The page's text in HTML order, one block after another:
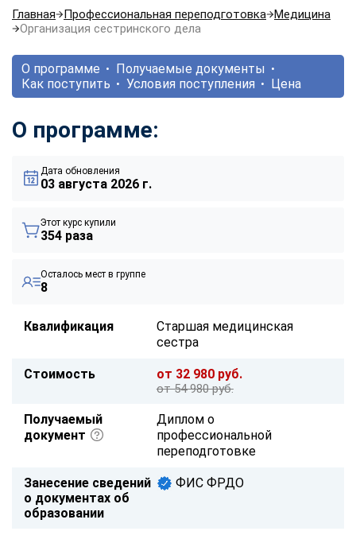
Главная Профессиональная переподготовка Медицина
Организация сестринского дела
О программе
Получаемые документы
Как поступить
Условия поступления Цена
О программе:
Дата обновления
03 августа 2026 г.
Этот курс купили
354 раза
Осталось мест в группе
8
Квалификация
Старшая медицинская
сестра
Стоимость от 32 980 руб.
от 54 980 руб.
Получаемый
документ
Диплом о
профессиональной
переподготовке
Занесение сведений
о документах об
образовании
ФИС ФРДО